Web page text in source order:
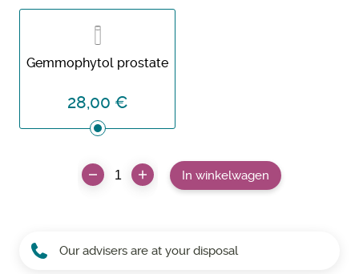
Gemmophytol prostate
28,00 €
In winkelwagen
Our advisers are at your disposal